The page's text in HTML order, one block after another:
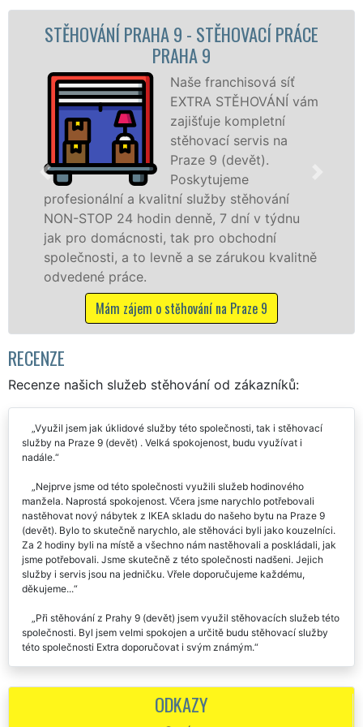
PRAHA 9 - STĚHOVACÍ PRÁCE
Naše franchisová síť
EXTRA STĚHOVÁNÍ vám
zajišťuje kompletní
stěhovací servis na
Praze 9 (devět).
Poskytujeme
a kvalitní služby stěhování
STOP 24 hodin denně, 7 dní v týdnu
domácnosti, tak pro obchodní
a to levně a se zárukou kvalitně
práce.
Mám zájem o stěhování na Praze 9
RECENZE
Recenze našich služeb stěhování od zákazníků:
Využil jsem jak úklidové služby této společnosti, tak i stěhovací
služby na Praze 9 (devět) . Velká spokojenost, budu využívat i
nadále.
Nejprve jsme od této společnosti využili služeb hodinového
manžela. Naprostá spokojenost. Včera jsme narychlo potřebovali
nastěhovat nový nábytek z IKEA skladu do našeho bytu na Praze 9
(devět). Bylo to skutečně narychlo, ale stěhováci byli jako kouzelníci.
Za 2 hodiny byli na místě a všechno nám nastěhovali a poskládali, jak
jsme potřebovali. Jsme skutečně z této společnosti nadšeni. Jejich
služby i servis jsou na jedničku. Vřele doporučujeme každému,
děkujeme...
Při stěhování z Prahy 9 (devět) jsem využil stěhovacích služeb této
společnosti. Byl jsem velmi spokojen a určitě budu stěhovací služby
této společnosti Extra doporučovat i svým známým.
(devět). Všem doporučuji.
ODKAZY